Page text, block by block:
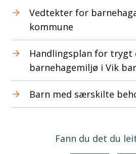
Vedtekter for
kommune
Handlingsplan for trygt
barnehagemiljø i Vik
Barn med særskilte
Fann du det du